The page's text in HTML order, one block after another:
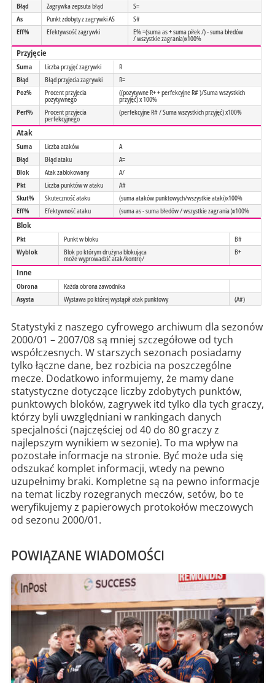
Błąd
Zagrywka zepsuta błąd
S=
As
Punkt zdobyty z zagrywki AS
S#
Eff%
Efektywsość zagrywki E% =(suma as + suma piłek /) - suma błedów
/ wszystkie zagrania)x100%
Przyjęcie
Suma Liczba przyjęć zagrywki
R
Błąd
Błąd przyjecia zagrywki
R=
Poz%
Procent przyjecia
pozytywnego
((pozytywne R+ + perfekcyjne R# )/Suma wszystkich
przyjęć) x 100%
Perf%
Procent przyjecia
perfekcyjnego
(perfekcyjne R# / Suma wszystkich przyjęć) x100%
Atak
Suma Liczba ataków
A
Błąd
Błąd ataku
A=
Blok
Atak zablokowany
A/
Pkt
Liczba punktów w ataku
A#
Skut%
Skuteczność ataku
(suma ataków punktowych/wszystkie ataki)x100%
Eff%
Efektywność ataku (suma as - suma błedów / wszystkie zagrania )x100%
Blok
Pkt Punkt w bloku
B#
Wyblok
Blok po którym drużyna blokująca
może wyprowadzić atak/kontrę/
B+
Inne
Obrona
Każda obrona zawodnika
Asysta
Wystawa po której wystąpił atak punktowy (A#)
Statystyki z naszego cyfrowego archiwum dla sezonów
2000/01 – 2007/08 są mniej szczegółowe od tych
współczesnych. W starszych sezonach posiadamy
tylko łączne dane, bez rozbicia na poszczególne
mecze. Dodatkowo informujemy, że mamy dane
statystyczne dotyczące liczby zdobytych punktów,
punktowych bloków, zagrywek itd tylko dla tych graczy,
którzy byli uwzględniani w rankingach danych
specjalności (najczęściej od 40 do 80 graczy z
najlepszym wynikiem w sezonie). To ma wpływ na
pozostałe informacje na stronie. Być może uda się
odszukać komplet informacji, wtedy na pewno
uzupełnimy braki. Kompletne są na pewno informacje
na temat liczby rozegranych meczów, setów, bo te
weryfikujemy z papierowych protokołów meczowych
od sezonu 2000/01.
POWIĄZANE WIADOMOŚCI